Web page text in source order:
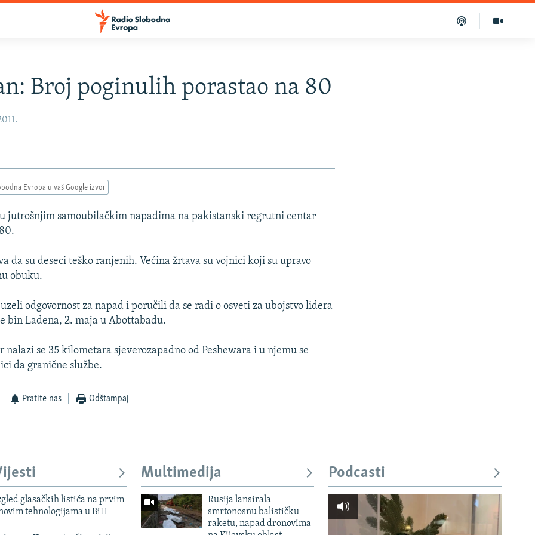
Broj poginulih porastao na 80
Evropa u vaš Google izvor
jutrošnjim samoubilačkim napadima na pakistanski regrutni centar
da su deseci teško ranjenih. Većina žrtava su vojnici koji su upravo
obuku.
odgovornost za napad i poručili da se radi o osveti za ubojstvo lidera
bin Ladena, 2. maja u Abottabadu.
nalazi se 35 kilometara sjeverozapadno od Peshewara i u njemu se
da granične službe.
Pratite nas Odštampaj
glasačkih listića na prvim
tehnologijama u BiH
Multimedija
Rusija lansirala
smrtonosnu balističku
raketu, napad dronovima
Podcasti